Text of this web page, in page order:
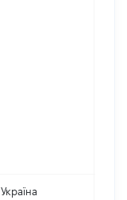
Україна